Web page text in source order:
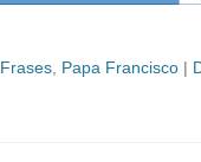
Frases Papa Francisco |